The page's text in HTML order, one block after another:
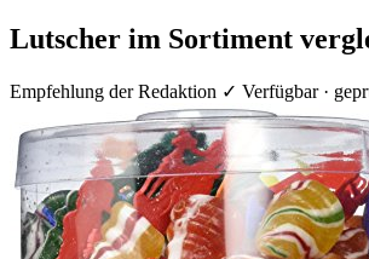
Lutscher im Sortiment
Empfehlung der Redaktion ✓ Verfügbar ·